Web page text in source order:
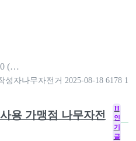
(…
성자나무자전거 2025-08-18 6178 1
용 가맹점 나무자전
H
인
기
글